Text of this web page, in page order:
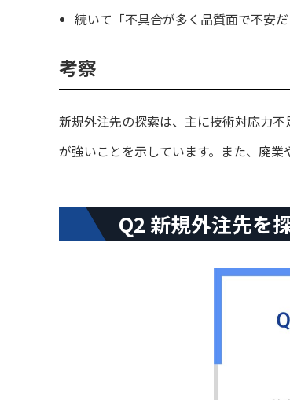
続いて「不具合が多く品質面で不安
考察
新規外注先の探索は、主に技術対応力
が強いことを示しています。また、廃
Q2 新規外注先を